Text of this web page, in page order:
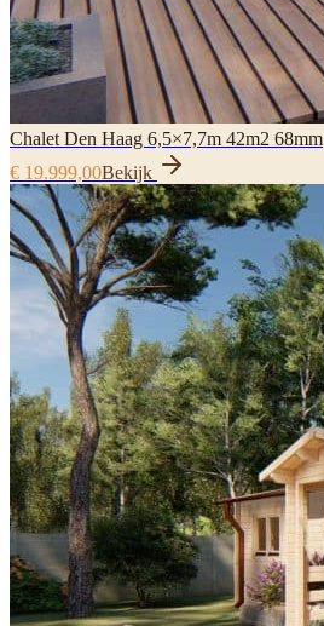
Chalet Den Haag 6,5×7,7m 42m2 68mm
€ 19.999,00Bekijk